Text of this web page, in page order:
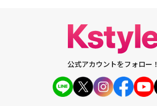
公式アカウントをフォロー！